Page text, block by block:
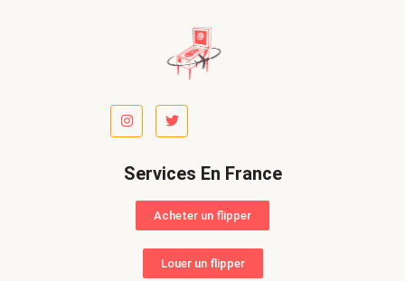
Services En France
Acheter un flipper
Louer un flipper